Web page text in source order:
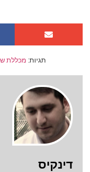
תגיות: מכללת
דינקיס